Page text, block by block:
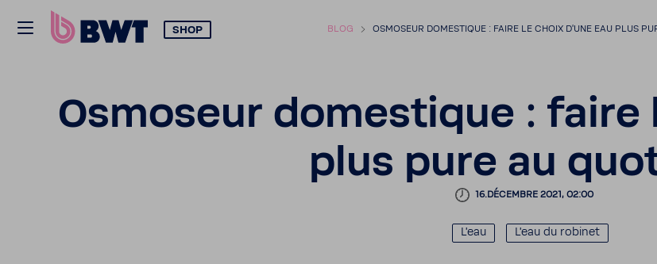
BLOG OSMO­SEUR DOMES­TIQUE : FAIRE LE CHOIX D'UNE EAU PLUS
SHOP
Osmo­seur domes­tique : faire
plus pure au
16.DÉCEMBRE 2021, 02:00
L'eau L'eau du robinet